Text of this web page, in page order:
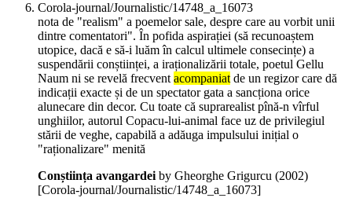
Corola-journal/Journalistic/14748_a_16073
nota de "realism" a poemelor sale, despre care au vorbit unii
dintre comentatori". În pofida aspirației (să recunoaștem
utopice, dacă e să-i luăm în calcul ultimele consecințe) a
suspendării conștiinței, a iraționalizării totale, poetul Gellu
Naum ni se revelă frecventacompaniatde un regizor care dă
indicații exacte și de un spectator gata a sancționa orice
alunecare din decor. Cu toate că suprarealist pînă-n vîrful
unghiilor, autorul Copacu-lui-animal face uz de privilegiul
stării de veghe, capabilă a adăuga impulsului inițial o
"raționalizare" menită
Conștiința avangardeiby Gheorghe Grigurcu (2002)
[Corola-journal/Journalistic/14748_a_16073]